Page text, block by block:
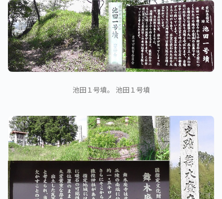
池田１号墳。 池田１号墳